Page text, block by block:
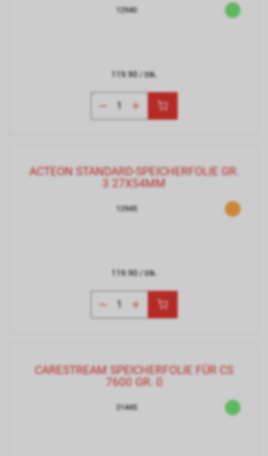
12940
119.90/ Stk.
ACTEON STANDARD-SPEICHERFOLIE GR.
3 27X54MM
12945
119.90/ Stk.
CARESTREAM SPEICHERFOLIE FÜR CS
7600 GR. 0
21445